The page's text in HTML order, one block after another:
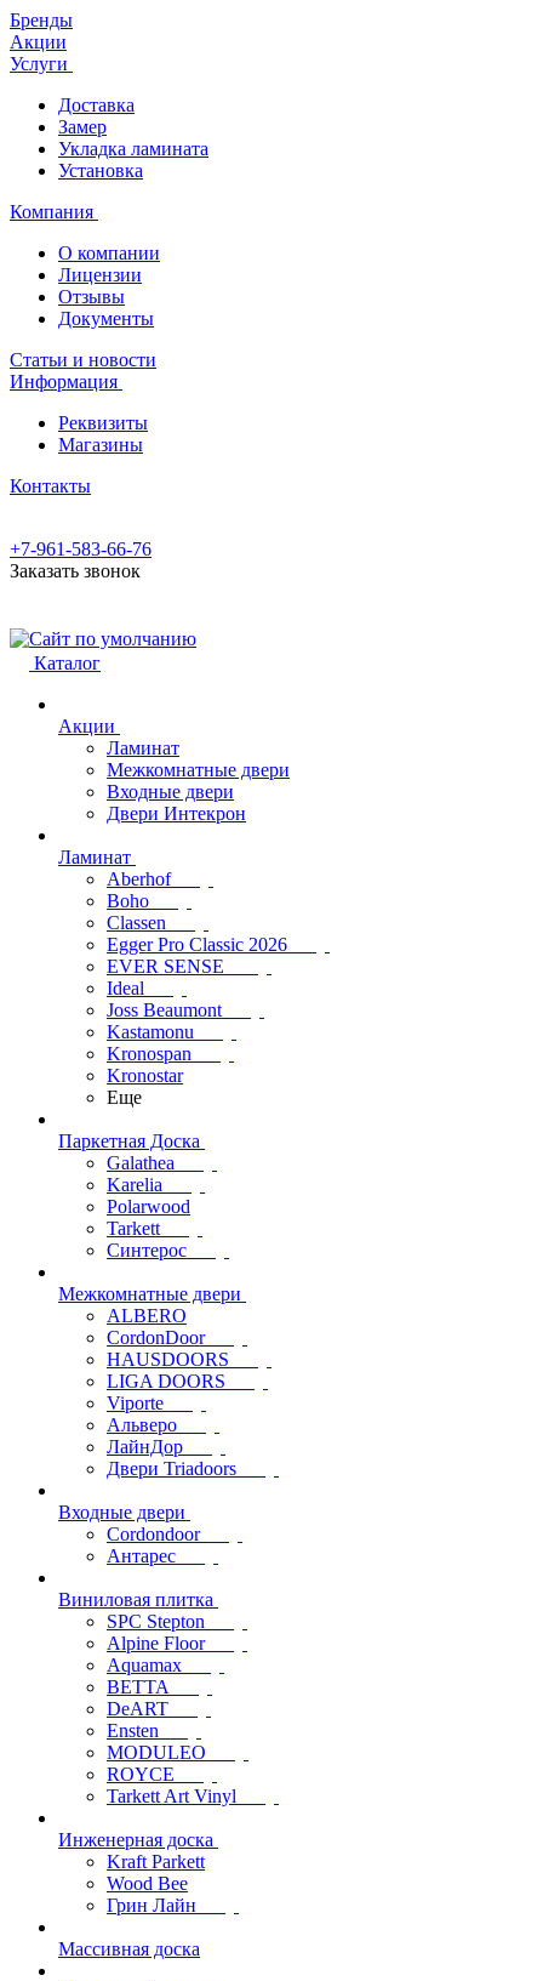
Бренды
Акции
Услуги
Доставка
Замер
Укладка ламината
Установка
Компания
О компании
Лицензии
Отзывы
Документы
Статьи и новости
Информация
Реквизиты
Магазины
Контакты
+7-961-583-66-76
Заказать звонок
Каталог
Акции
Ламинат
Межкомнатные двери
Входные двери
Двери Интекрон
Ламинат
Aberhof
Boho
Classen
Egger Pro Classic 2026
EVER SENSE
Ideal
Joss Beaumont
Kastamonu
Kronospan
Kronostar
Еще
Паркетная Доска
Galathea
Karelia
Polarwood
Tarkett
Синтерос
Межкомнатные двери
ALBERO
CordonDoor
HAUSDOORS
LIGA DOORS
Viporte
Альверо
ЛайнДор
Двери Triadoors
Входные двери
Cordondoor
Антарес
Виниловая плитка
SPC Stepton
Alpine Floor
Aquamax
BETTA
DeART
Ensten
MODULEO
ROYCE
Tarkett Art Vinyl
Инженерная доска
Kraft Parkett
Wood Bee
Грин Лайн
Массивная доска